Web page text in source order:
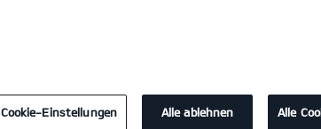
Cookie-Einstellungen Alle ablehnen Alle